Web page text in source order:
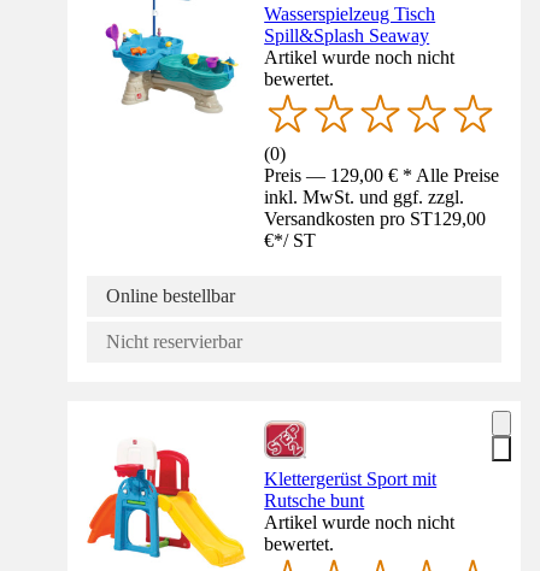
Wasserspielzeug Tisch
Spill&Splash Seaway
Artikel wurde noch nicht
bewertet.
(0)
Preis — 129,00 € * Alle Preise
inkl. MwSt. und ggf. zzgl.
Versandkosten pro ST129,00
€*/ ST
Online bestellbar
Nicht reservierbar
Klettergerüst Sport mit
Rutsche bunt
Artikel wurde noch nicht
bewertet.